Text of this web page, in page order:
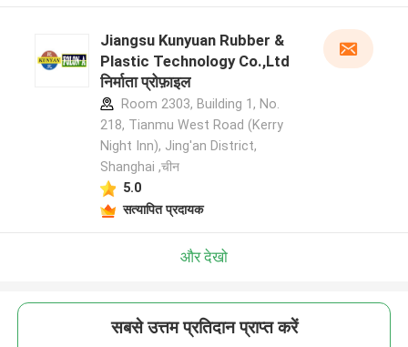
Jiangsu Kunyuan Rubber &
Plastic Technology Co.,Ltd
निर्माता प्रोफ़ाइल
Room 2303, Building 1, No.
218, Tianmu West Road (Kerry
Night Inn), Jing'an District,
Shanghai ,चीन
5.0
सत्यापित प्रदायक
और देखो
सबसे उत्तम प्रतिदान प्राप्त करें